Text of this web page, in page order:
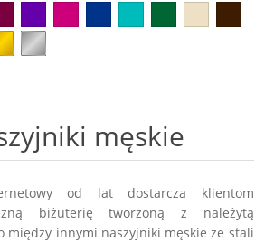
dla NIEGO
męskie
od lat dostarcza klientom
biżuterię tworzoną z należytą
między innymi naszyjniki męskie ze stali